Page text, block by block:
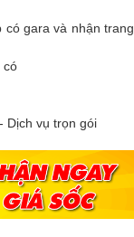
có gara và nhận trang
có
Dịch vụ trọn gói